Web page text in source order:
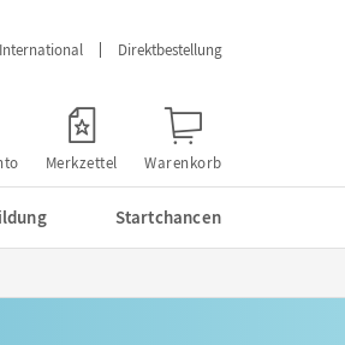
International Direktbestellung
Merkzettel Warenkorb
Startchancen